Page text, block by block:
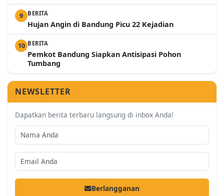
9 BERITA
Hujan Angin di Bandung Picu 22 Kejadian
10 BERITA
Pemkot Bandung Siapkan Antisipasi Pohon
Tumbang
NEWSLETTER
Dapatkan berita terbaru langsung di inbox Anda!
Berlangganan